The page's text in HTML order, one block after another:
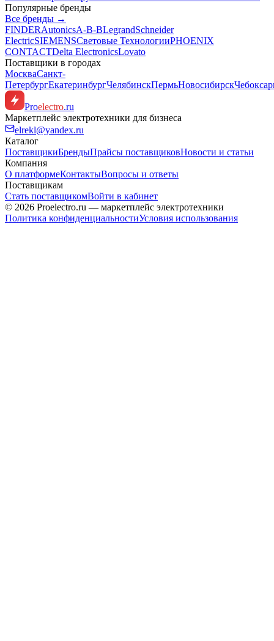
Популярные бренды
Все бренды →
FINDERAutonicsA-B-BLegrandSchneider
ElectricSIEMENSСветовые ТехнологииPHOENIX
CONTACTDelta ElectronicsLovato
Поставщики в городах
МоскваСанкт-
ПетербургЕкатеринбургЧелябинскПермьНовосибирск
Proelectro.ru
Маркетплейс электротехники для бизнеса
elrekl@yandex.ru
Каталог
ПоставщикиБрендыПрайсы поставщиковНовости и статьи
Компания
О платформеКонтактыВопросы и ответы
Поставщикам
Стать поставщикомВойти в кабинет
© 2026 Proelectro.ru — маркетплейс электротехники
Политика конфиденциальностиУсловия использования